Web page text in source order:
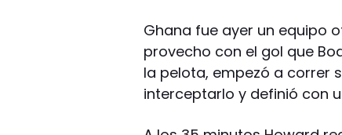
Ghana fue ayer un equipo
provecho con el gol que
la pelota, empezó a correr
interceptarlo y definió con